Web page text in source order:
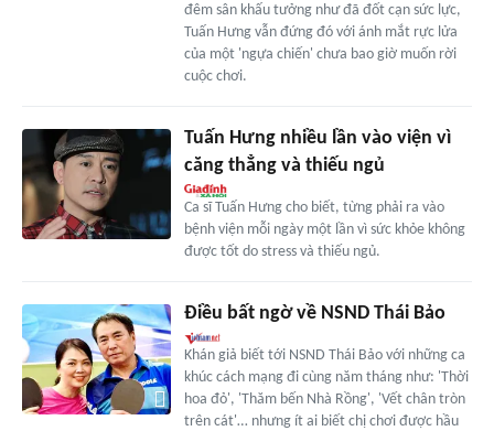
đêm sân khấu tưởng như đã đốt cạn sức lực,
Tuấn Hưng vẫn đứng đó với ánh mắt rực lửa
của một 'ngựa chiến' chưa bao giờ muốn rời
cuộc chơi.
Tuấn Hưng nhiều lần vào viện vì
căng thẳng và thiếu ngủ
Ca sĩ Tuấn Hưng cho biết, từng phải ra vào
bệnh viện mỗi ngày một lần vì sức khỏe không
được tốt do stress và thiếu ngủ.
Điều bất ngờ về NSND Thái Bảo
Khán giả biết tới NSND Thái Bảo với những ca
khúc cách mạng đi cùng năm tháng như: 'Thời
hoa đỏ', 'Thăm bến Nhà Rồng', 'Vết chân tròn
trên cát'… nhưng ít ai biết chị chơi được hầu